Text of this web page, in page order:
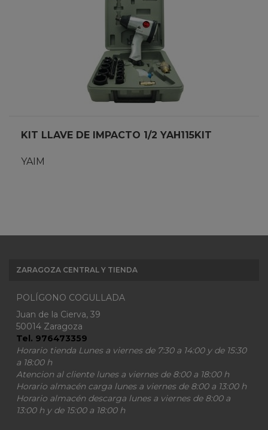
KIT LLAVE DE IMPACTO 1/2 YAH115KIT
YAIM
ZARAGOZA CENTRAL Y TIENDA
POLÍGONO COGULLADA
Juan de la Cierva, 39
50014 Zaragoza
Tel. 976473359
Horario tienda Lunes a viernes de 7:30 a 14:00 y de 15:30
a 18:00 h
Atencion al cliente lunes a viernes de 8:00 a 18:00 h
Horario almacén carga lunes a viernes de 8:00 a 13:00 h
Horario almacén descarga lunes a viernes de 8:00 a
13:00 h y de 15:00 a 18:00 h